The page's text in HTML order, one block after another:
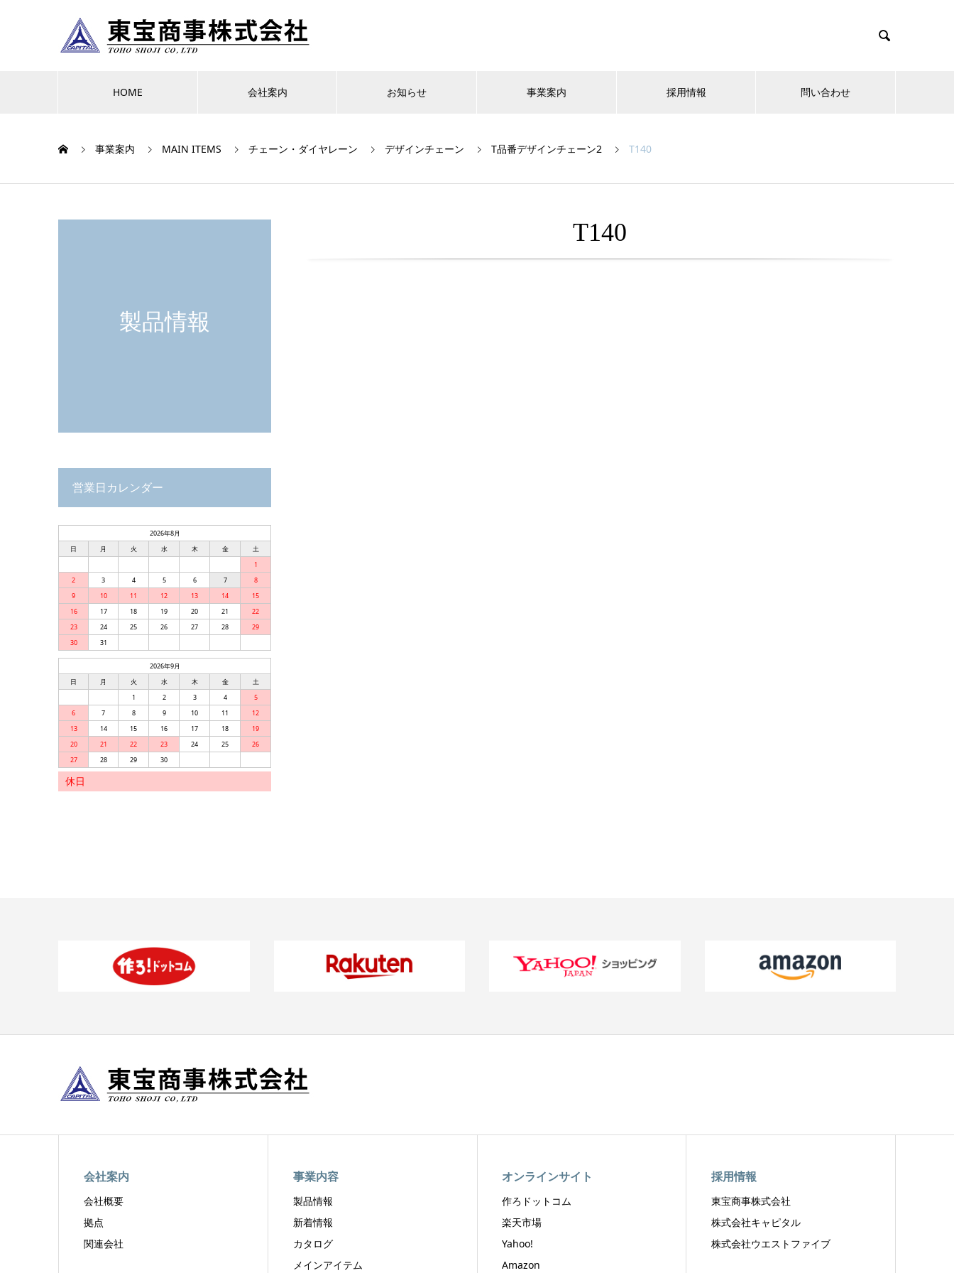

HOME 会社案内 お知らせ 事業案内 採用情報 問い合わせ
事業案内 MAIN ITEMS チェーン・ダイヤレーン デザインチェーン T品番デザインチェーン2 T140
製品情報
T140
営業日カレンダー
2026年8月
日
月 火 水 木 金
土
1
2
3 4 5 6 7
8
9
10 11 12 13 14
15
16
17 18 19 20 21
22
23
24 25 26 27 28
29
30
31
2026年9月
日
月 火 水 木 金
土
1
2 3 4
5
6
7 8 9 10 11
12
13
14 15 16 17 18
19
20
21 22 23 24 25
26
27
28 29 30
休日
会社案内
会社概要
拠点
関連会社
事業内容
製品情報
新着情報
カタログ
メインアイテム
オンラインサイト
作ろドットコム
楽天市場
Yahoo!
Amazon
採用情報
東宝商事株式会社
株式会社キャピタル
株式会社ウエストファイブ